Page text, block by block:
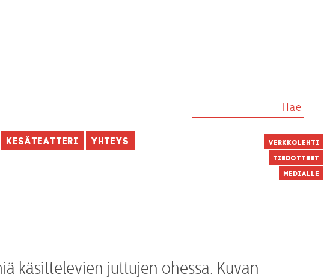
Kesäteatteri Yhteys Verkkolehti
Tiedotteet
Medialle
käsittelevien juttujen ohessa. Kuvan